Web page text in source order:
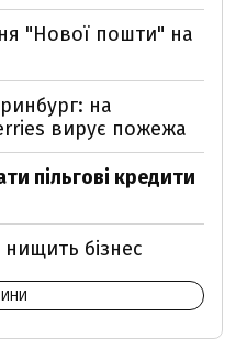
"Нової пошти" на
на
вирує пожежа
пільгові кредити
бізнес